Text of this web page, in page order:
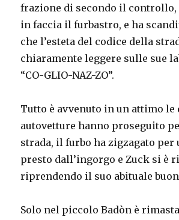
frazione di secondo il controllo,
in faccia il furbastro, e ha
che l’esteta del codice della
chiaramente leggere sulle sue
“CO-GLIO-NAZ-ZO”.
Tutto è avvenuto in un attimo le
autovetture hanno proseguito
strada, il furbo ha zigzagato per
presto dall’ingorgo e Zuck si è
riprendendo il suo abituale
Solo nel piccolo Badòn è